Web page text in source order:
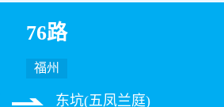
76路
福州
东坑(五凤兰庭)